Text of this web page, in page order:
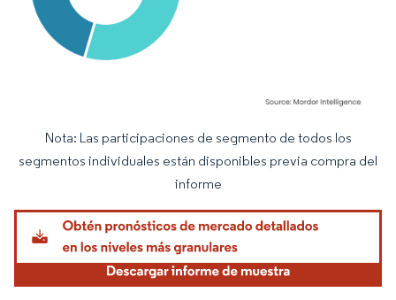
Imagen © Mordor Intelligence. El uso requiere atribución según CC BY 4.0.
Nota: Las participaciones de segmento de todos los
segmentos individuales están disponibles previa compra del
informe